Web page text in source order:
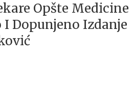
Opšte Medicine
Dopunjeno Izdanje